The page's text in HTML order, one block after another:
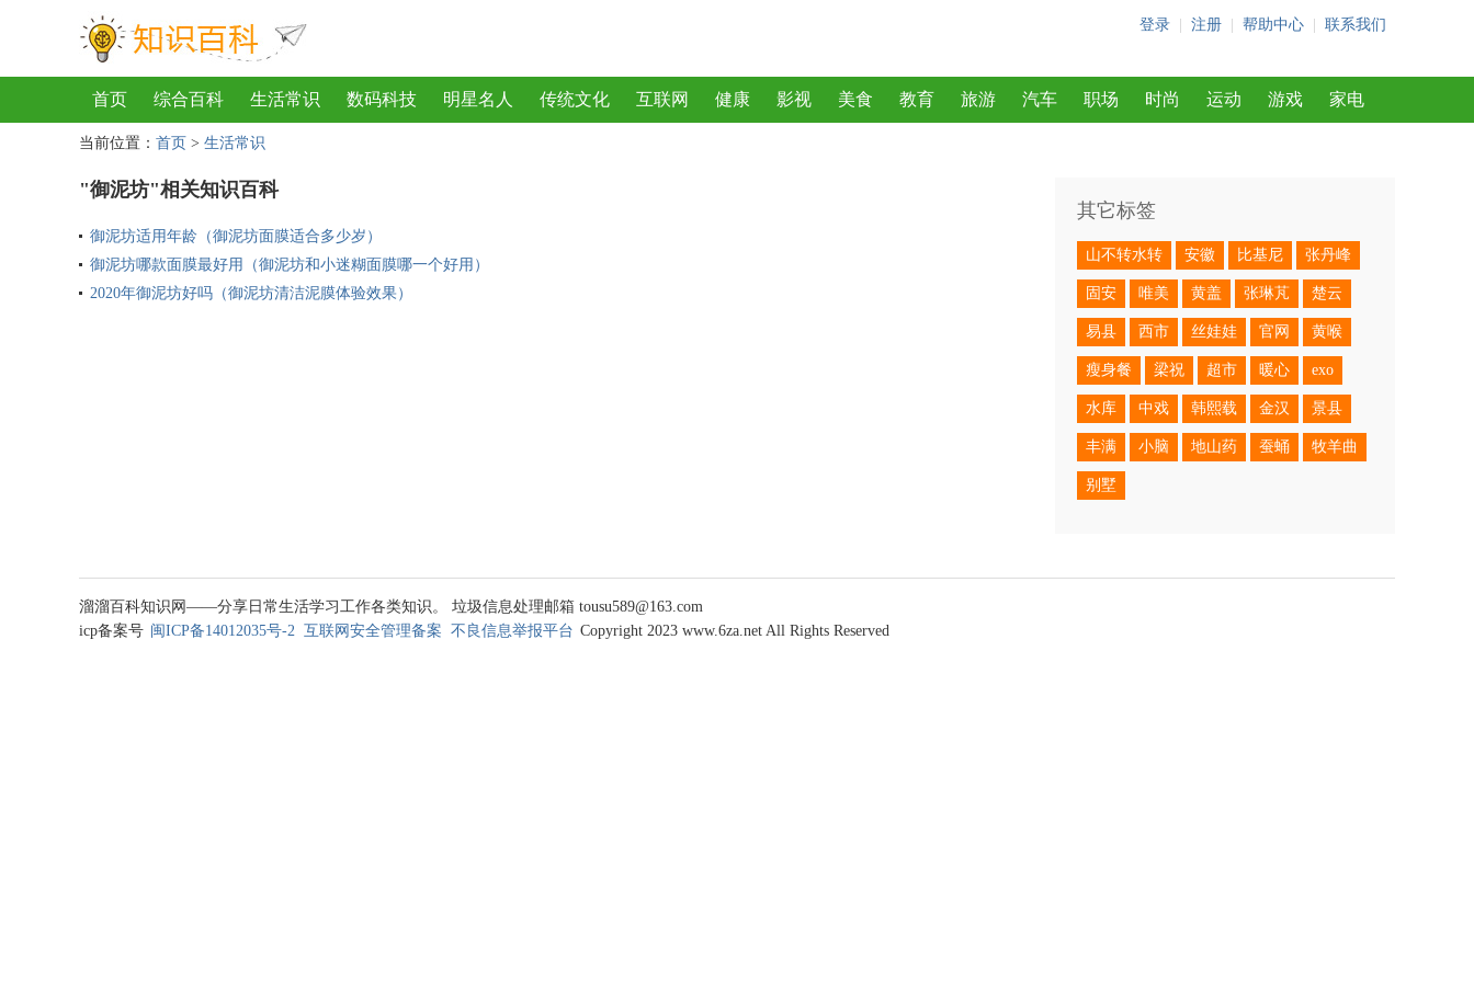
登录 注册 帮助中心 联系我们
首页 综合百科 生活常识 数码科技 明星名人 传统文化 互联网 健康 影视 美食 教育 旅游 汽车 职场 时尚 运动 游戏 家电
地理 房产 金融
当前位置： 首页 > 生活常识
"御泥坊"相关知识百科
御泥坊适用年龄（御泥坊面膜适合多少岁）
御泥坊哪款面膜最好用（御泥坊和小迷糊面膜哪一个好用）
2020年御泥坊好吗（御泥坊清洁泥膜体验效果）
其它标签
山不转水转 安徽 比基尼 张丹峰
固安 唯美 黄盖 张琳芃 楚云
易县 西市 丝娃娃 官网 黄喉
瘦身餐 梁祝 超市 暖心 exo
水库 中戏 韩熙载 金汉 景县
丰满 小脑 地山药 蚕蛹 牧羊曲
别墅
溜溜百科知识网——分享日常生活学习工作各类知识。 垃圾信息处理邮箱 tousu589@163.com
icp备案号 闽ICP备14012035号-2 互联网安全管理备案 不良信息举报平台 Copyright 2023 www.6za.net All Rights Reserved